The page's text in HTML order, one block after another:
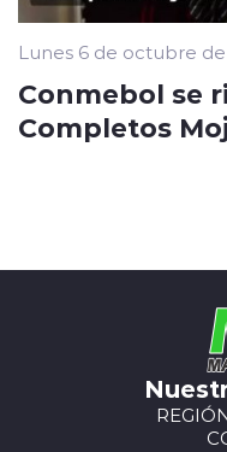
Lunes 6 de octubre
Conmebol se
Completos